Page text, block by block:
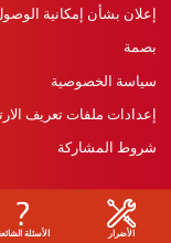
إعلان بشأن إمكانية
بصمة
سياسة الخصوصية
إعدادات ملفات تعريف
شروط المشاركة
الأضرار الأسئلة